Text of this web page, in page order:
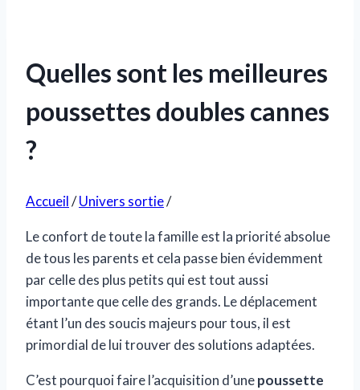
Quelles sont les meilleures
poussettes doubles cannes
?
Accueil/Univers sortie/
Le confort de toute la famille est la priorité absolue
de tous les parents et cela passe bien évidemment
par celle des plus petits qui est tout aussi
importante que celle des grands. Le déplacement
étant l’un des soucis majeurs pour tous, il est
primordial de lui trouver des solutions adaptées.
C’est pourquoi faire l’acquisition d’unepoussette